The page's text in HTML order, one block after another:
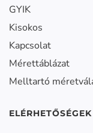
GYIK
Kisokos
Kapcsolat
Mérettáblázat
Melltartó
ELÉRHETŐSÉGEK